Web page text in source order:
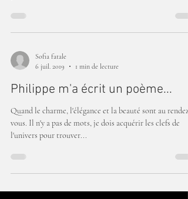
Sofia fatale
6 juil. 2019
1 min de lecture
Philippe m'a écrit un poème...
Quand le charme, l'élégance et la beauté sont au rendez
vous. Il n'y a pas de mots, je dois acquérir les clefs de
l'univers pour trouver...